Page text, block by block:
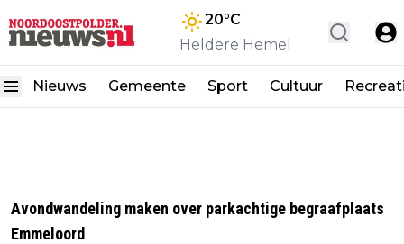
20°C
Heldere Hemel
Nieuws Gemeente Sport Cultuur
Avondwandeling maken over parkachtige begraafplaats
Emmeloord